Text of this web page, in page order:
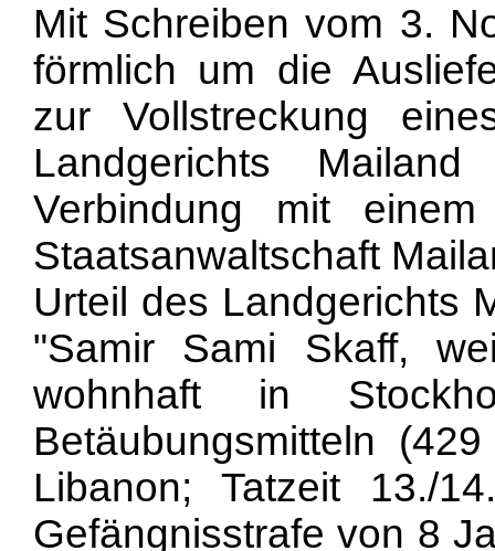
Mit Schreiben vom 3.
förmlich um die
zur Vollstreckung
Landgerichts
Verbindung mit einem
Staatsanwaltschaft
Urteil des Landgerichts
"Samir Sami Skaff,
wohnhaft in
Betäubungsmitteln
Libanon; Tatzeit 13./
Gefängnisstrafe von 8